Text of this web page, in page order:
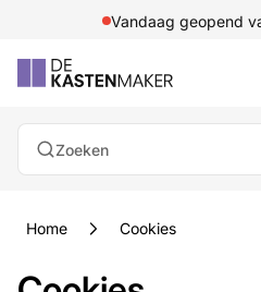
Vandaag geopend
Zoeken
Home Cookies